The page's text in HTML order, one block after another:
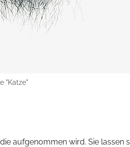
"Katze"
aufgenommen wird. Sie lassen